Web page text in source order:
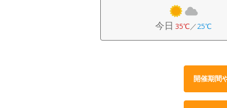
今日 35℃／25℃
開催期間